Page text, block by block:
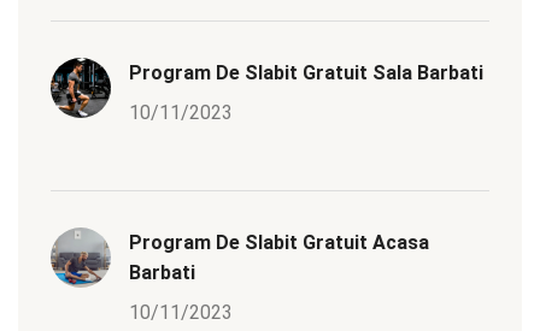
Program De Slabit Gratuit Sala Barbati
10/11/2023
Program De Slabit Gratuit Acasa
Barbati
10/11/2023